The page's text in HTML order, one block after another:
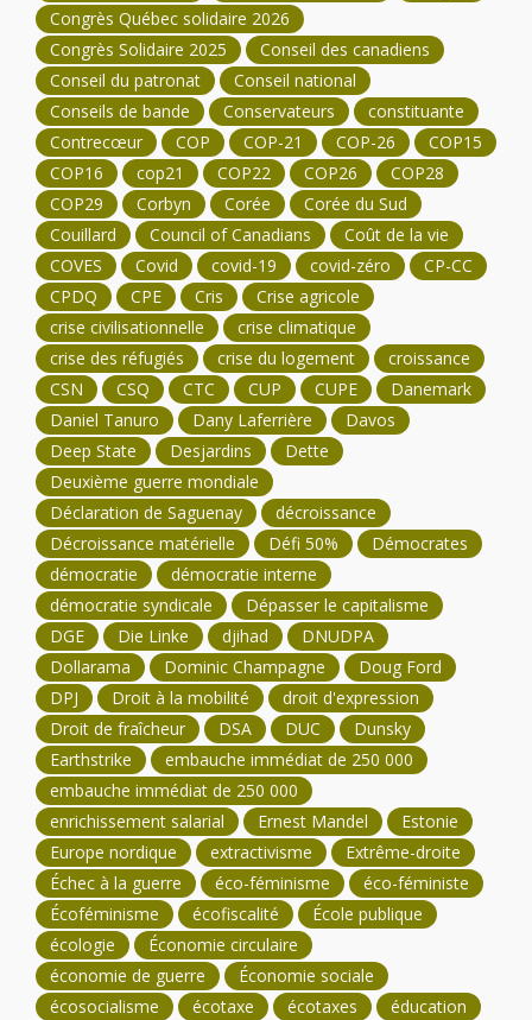
Congrès Québec solidaire 2026
Congrès Solidaire 2025
Conseil des canadiens
Conseil du patronat
Conseil national
Conseils de bande
Conservateurs
constituante
Contrecœur
COP COP-21 COP-26
COP15
COP16
cop21 COP22 COP26
COP28
COP29
Corbyn Corée
Corée du Sud
Couillard
Council of Canadians
Coût de la vie
COVES
Covid covid-19 covid-zéro
CP-CC
CPDQ
CPE Cris
Crise agricole
crise civilisationnelle
crise climatique
crise des réfugiés
crise du logement
croissance
CSN
CSQ CTC CUP CUPE
Danemark
Daniel Tanuro
Dany Laferrière
Davos
Deep State
Desjardins
Dette
Deuxième guerre mondiale
Déclaration de Saguenay
décroissance
Décroissance matérielle
Défi 50%
Démocrates
démocratie
démocratie interne
démocratie syndicale
Dépasser le capitalisme
DGE
Die Linke djihad
DNUDPA
Dollarama
Dominic Champagne
Doug Ford
DPJ
Droit à la mobilité
droit d'expression
Droit de fraîcheur
DSA DUC
Dunsky
Earthstrike
embauche immédiat de 250 000
embauche immédiat de 250 000
enrichissement salarial
Ernest Mandel
Estonie
Europe nordique
extractivisme
Extrême-droite
Échec à la guerre
éco-féminisme
éco-féministe
Écoféminisme
écofiscalité
École publique
écologie
Économie circulaire
économie de guerre
Économie sociale
écosocialisme
écotaxe écotaxes
éducation